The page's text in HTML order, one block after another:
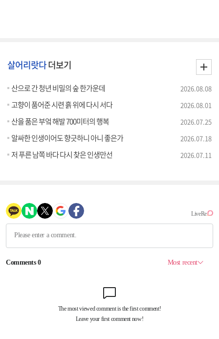
살어리랏다더보기
산으로 간 청년 비밀의 숲 한가운데 2026.08.08
고향이 품어준 시련 흙 위에 다시 서다 2026.08.01
산을 품은 부엌 해발 700미터의 행복 2026.07.25
알싸한 인생이어도 향긋하니 아니 좋은가 2026.07.18
저 푸른 남쪽 바다 다시 찾은 인생만선 2026.07.11